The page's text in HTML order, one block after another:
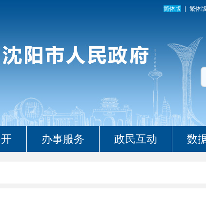
简体版 繁体版
办事服务 政民互动 数